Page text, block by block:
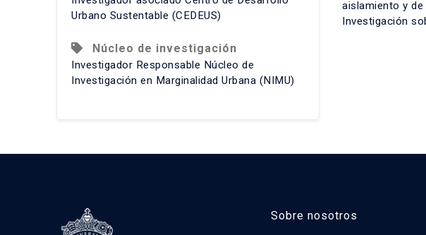
Urbano Sustentable (CEDEUS)
Núcleo de investigación
Investigador Responsable Núcleo de
Investigación en Marginalidad Urbana (NIMU)
aislamiento y
Investigación
Sobre nosotros